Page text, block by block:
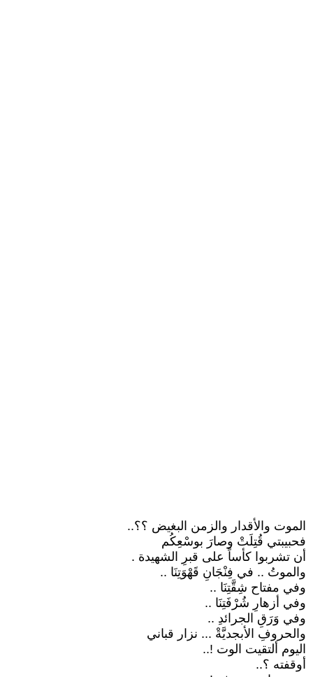
الموت والأقدار والزمن البغيض ؟؟..
فحبيبتي قُتِلَتْ وصارَ بوسْعِكُم
أن تشربوا كأساً على قبرِ الشهيدة .
والموتُ .. في فِنْجَانِ قَهْوَتِنَا ..
وفي مفتاح شِقَّتِنَا ..
وفي أزهارِ شُرْفَتِنَا ..
وفي وَرَقِ الجرائدِ ..
والحروفِ الأبجديَّةْ ... نزار قباني
اليوم ألتقيت الوت !..
أوقفته ؟..